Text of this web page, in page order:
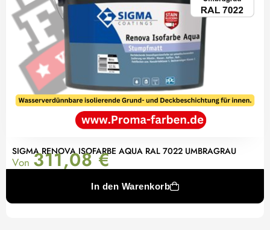
SIGMA RENOVA ISOFARBE AQUA RAL 7022 UMBRAGRAU
Von 311,08€
In den Warenkorb